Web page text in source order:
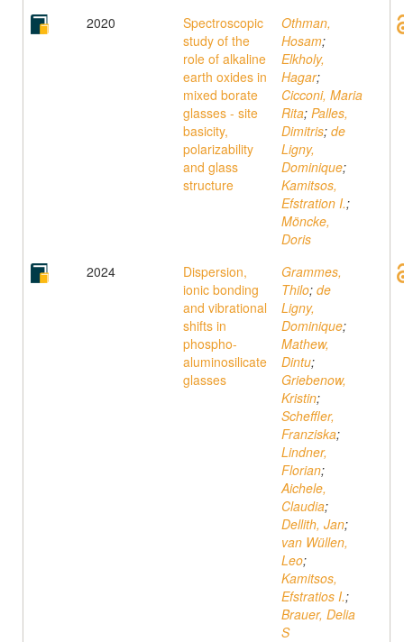
2020
Spectroscopic
study of the
role of alkaline
earth oxides in
mixed borate
glasses - site
basicity,
polarizability
and glass
structure
Othman,
Hosam;
Elkholy,
Hagar;
Cicconi, Maria
Rita; Palles,
Dimitris; de
Ligny,
Dominique;
Kamitsos,
Efstration I.;
Möncke,
Doris
2024
Dispersion,
ionic bonding
and vibrational
shifts in
phospho-
aluminosilicate
glasses
Grammes,
Thilo; de
Ligny,
Dominique;
Mathew,
Dintu;
Griebenow,
Kristin;
Scheffler,
Franziska;
Lindner,
Florian;
Aichele,
Claudia;
Dellith, Jan;
van Wüllen,
Leo;
Kamitsos,
Efstratios I.;
Brauer, Delia
S